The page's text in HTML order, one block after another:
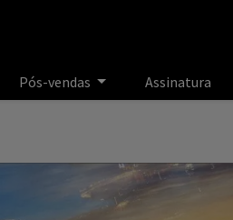
Pós-vendas Assinatura